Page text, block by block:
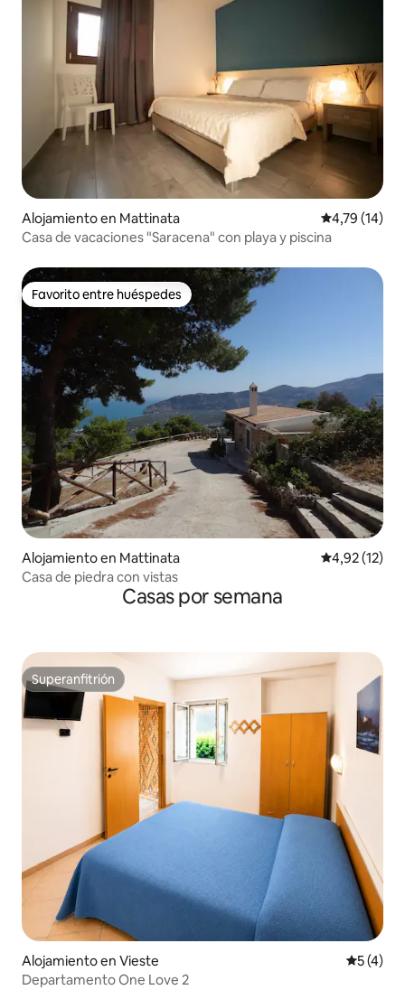
Alojamiento en Mattinata Calificación
4,79 (14)
Casa de vacaciones "Saracena" con playa y piscina
Favorito entre huéspedes
Favorito entre huéspedes
Alojamiento en Mattinata Calificación
4,92 (12)
Casa de piedra con vistas
Casas por semana
Superanfitrión
Superanfitrión
Alojamiento en Vieste
5 (4)
Departamento One Love 2